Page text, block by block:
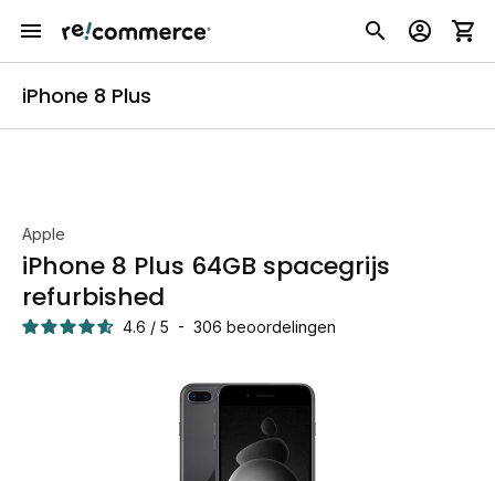
iPhone 8 Plus
Apple
iPhone 8 Plus 64GB spacegrijs
refurbished
4.6 / 5 - 306 beoordelingen